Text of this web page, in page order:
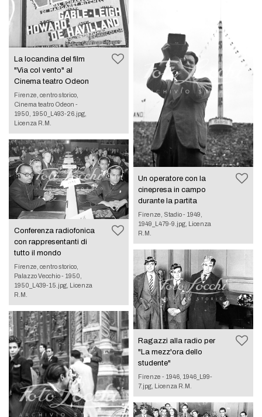
La locandina del film
"Via col vento" al
Cinema teatro Odeon
Firenze, centro storico,
Cinema teatro Odeon -
1950, 1950_L493-26.jpg,
Licenza R.M.
Conferenza radiofonica
con rappresentanti di
tutto il mondo
Firenze, centro storico,
Palazzo Vecchio - 1950,
1950_L439-15.jpg, Licenza
R.M.
Un operatore con la
cinepresa in campo
durante la partita
Firenze, Stadio - 1949,
1949_L479-9.jpg, Licenza
R.M.
Ragazzi alla radio per
"La mezz'ora dello
studente"
Firenze - 1946, 1946_L99-
7.jpg, Licenza R.M.